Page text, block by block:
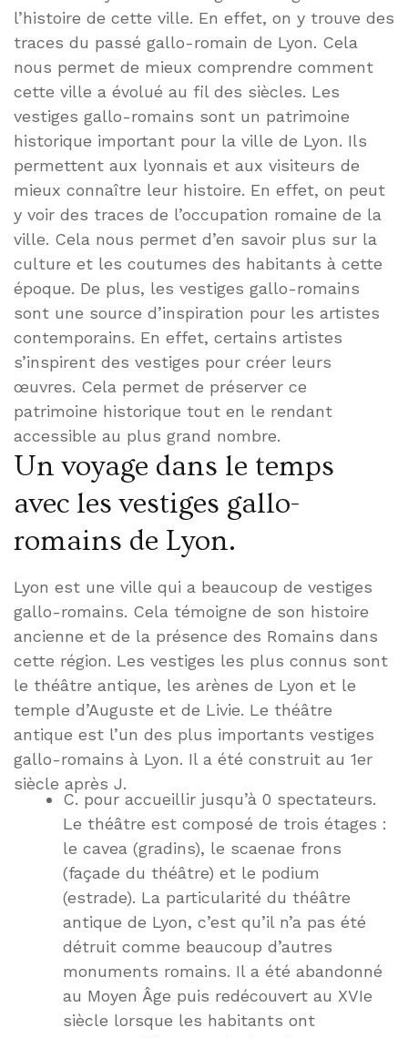
l’histoire de cette ville. En effet, on y trouve des
traces du passé gallo-romain de Lyon. Cela
nous permet de mieux comprendre comment
cette ville a évolué au fil des siècles. Les
vestiges gallo-romains sont un patrimoine
historique important pour la ville de Lyon. Ils
permettent aux lyonnais et aux visiteurs de
mieux connaître leur histoire. En effet, on peut
y voir des traces de l’occupation romaine de la
ville. Cela nous permet d’en savoir plus sur la
culture et les coutumes des habitants à cette
époque. De plus, les vestiges gallo-romains
sont une source d’inspiration pour les artistes
contemporains. En effet, certains artistes
s’inspirent des vestiges pour créer leurs
œuvres. Cela permet de préserver ce
patrimoine historique tout en le rendant
accessible au plus grand nombre.
Un voyage dans le temps
avec les vestiges gallo-
romains de Lyon.
Lyon est une ville qui a beaucoup de vestiges
gallo-romains. Cela témoigne de son histoire
ancienne et de la présence des Romains dans
cette région. Les vestiges les plus connus sont
le théâtre antique, les arènes de Lyon et le
temple d’Auguste et de Livie. Le théâtre
antique est l’un des plus importants vestiges
gallo-romains à Lyon. Il a été construit au 1er
siècle après J.
C. pour accueillir jusqu’à 0 spectateurs.
Le théâtre est composé de trois étages :
le cavea (gradins), le scaenae frons
(façade du théâtre) et le podium
(estrade). La particularité du théâtre
antique de Lyon, c’est qu’il n’a pas été
détruit comme beaucoup d’autres
monuments romains. Il a été abandonné
au Moyen Âge puis redécouvert au XVIe
siècle lorsque les habitants ont